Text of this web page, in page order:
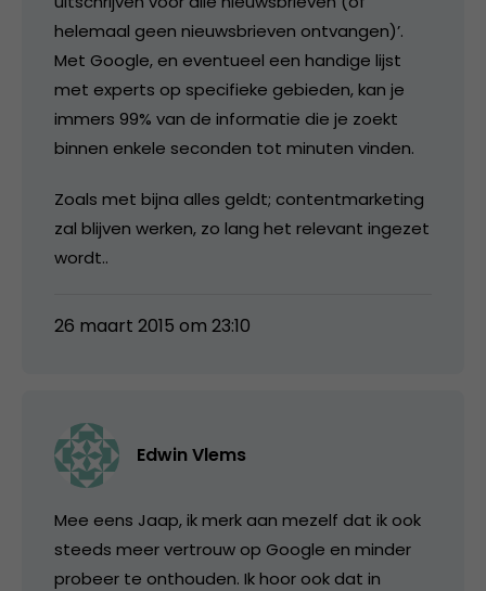
helemaal geen nieuwsbrieven ontvangen)’.
Met Google, en eventueel een handige lijst
met experts op specifieke gebieden, kan je
immers 99% van de informatie die je zoekt
binnen enkele seconden tot minuten vinden.
Zoals met bijna alles geldt; contentmarketing
zal blijven werken, zo lang het relevant ingezet
wordt..
26 maart 2015 om 23:10
Edwin Vlems
Mee eens Jaap, ik merk aan mezelf dat ik ook
steeds meer vertrouw op Google en minder
probeer te onthouden. Ik hoor ook dat in